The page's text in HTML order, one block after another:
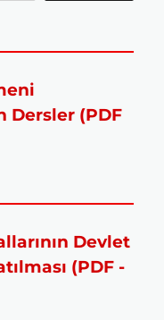
Dersler (PDF
Devlet
(PDF -